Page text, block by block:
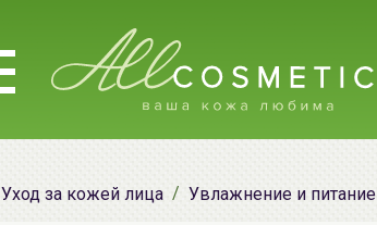
Уход за кожей лица Увлажнение и питание